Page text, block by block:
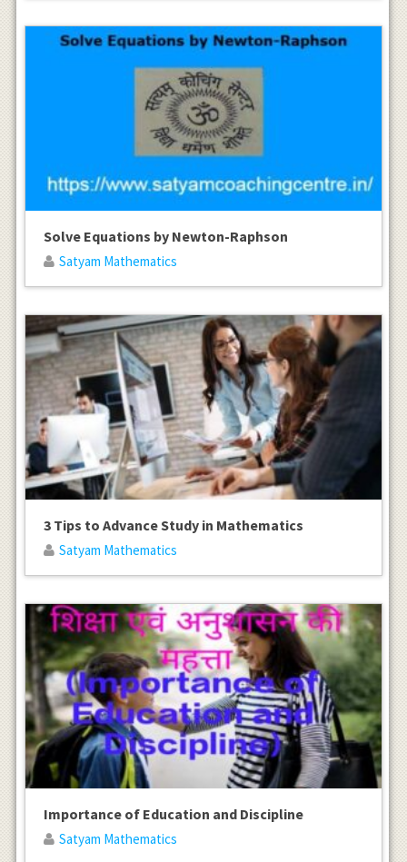
Solve Equations by Newton-Raphson
Satyam Mathematics
3 Tips to Advance Study in Mathematics
Satyam Mathematics
Importance of Education and Discipline
Satyam Mathematics